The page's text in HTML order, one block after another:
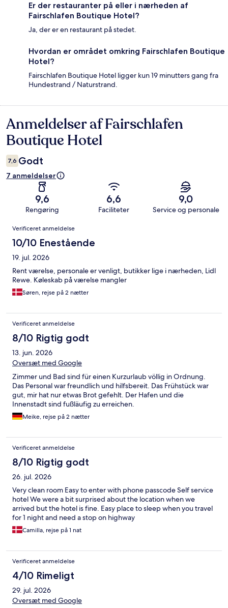
Er der restauranter på eller i nærheden af
Fairschlafen Boutique Hotel?
Ja, der er en restaurant på stedet.
Hvordan er området omkring Fairschlafen Boutique
Hotel?
Fairschlafen Boutique Hotel ligger kun 19 minutters gang fra
Hundestrand / Naturstrand.
Anmeldelser
Anmeldelser af Fairschlafen
Boutique Hotel
7,6 Godt
7 anmeldelser
9,6
Rengøring
6,6
Faciliteter
9,0
Service og personale
Anmeldelser
Verificeret anmeldelse
10/10 Enestående
19. jul. 2026
Rent værelse, personale er venligt, butikker lige i nærheden, Lidl
Rewe. Køleskab på værelse mangler
Søren, rejse på 2 nætter
Verificeret anmeldelse
8/10 Rigtig godt
13. jun. 2026
Oversæt med Google
Zimmer und Bad sind für einen Kurzurlaub völlig in Ordnung.
Das Personal war freundlich und hilfsbereit. Das Frühstück war
gut, mir hat nur etwas Brot gefehlt. Der Hafen und die
Innenstadt sind fußläufig zu erreichen.
Meike, rejse på 2 nætter
Verificeret anmeldelse
8/10 Rigtig godt
26. jul. 2026
Very clean room Easy to enter with phone passcode Self service
hotel We were a bit surprised about the location when we
arrived but the hotel is fine. Easy place to sleep when you travel
for 1 night and need a stop on highway
Camilla, rejse på 1 nat
Verificeret anmeldelse
4/10 Rimeligt
29. jul. 2026
Oversæt med Google